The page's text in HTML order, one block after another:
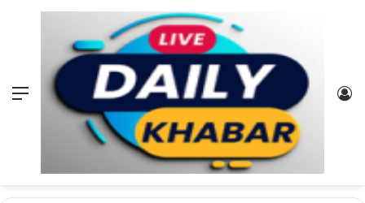
Menu